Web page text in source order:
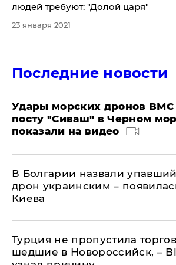
людей требуют: "Долой царя"
23 января 2021
Последние новости
Удары морских дронов
посту "Сиваш" в Черном
показали на видео
В Болгарии назвали
дрон украинским –
Киева
Турция не пропустила
шедшие в Новороссийск, –